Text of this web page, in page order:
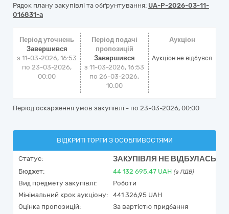
Рядок плану закупівлі та обґрунтування: UA-P-2026-03-11-
016831-a
Період уточнень
Завершився
з 11-03-2026, 16:53
по 23-03-2026,
00:00
Період подачі
пропозицій
Завершився
з 11-03-2026, 16:53
по 26-03-2026,
10:00
Аукціон
Аукціон не відбувся
Період оскарження умов закупівлі - по 23-03-2026, 00:00
ВІДКРИТІ ТОРГИ З ОСОБЛИВОСТЯМИ
Статус: ЗАКУПІВЛЯ НЕ ВІДБУЛАСЬ
Бюджет: 44 132 695,47 UAH (з ПДВ)
Вид предмету закупівлі:
Роботи
Мінімальний крок аукціону:
441 326,95 UAH
Оцінка пропозицій:
За вартістю придбання